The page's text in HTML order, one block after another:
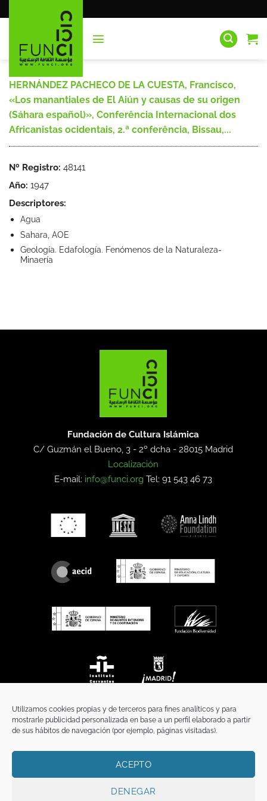
Utilizamos cookies propias y de terceros para fines analíticos y para
mostrarle publicidad personalizada en base a un perfil elaborado a partir
de sus hábitos de navegación (por ejemplo, páginas visitadas).
ACEPTO
DENEGAR
al
HERNÁNDEZ PACHECO DE LA CUESTA, Francisco,
«Los manantiales de El Aiún y causas de su origen
(Sáhara español)», Conferência Internacional dos
Africanistas ocidentais, 2.ª conferência, Bissau,...
Nº Registro: 48141
Año: 1947
Descriptores:
Agua
Sahara, AOE
Geología. Edafología. Fenómenos de la Naturaleza-
Minaería
Fundación de Cultura Islámica
C/ Guzmán el Bueno, 3 - 2º dcha -28015 Madrid
Localización
E-mail: info@funci.org Tel: 91 543 46 73
TÉRMINOS Y CONDICIONES